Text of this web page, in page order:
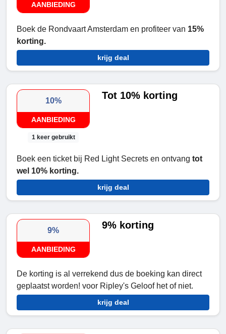
AANBIEDING
Boek de Rondvaart Amsterdam en profiteer van 15%
korting.
krijg deal
10%
AANBIEDING
1 keer gebruikt
Tot 10% korting
Boek een ticket bij Red Light Secrets en ontvang tot
wel 10% korting.
krijg deal
9%
AANBIEDING
9% korting
De korting is al verrekend dus de boeking kan direct
geplaatst worden! voor Ripley's Geloof het of niet.
krijg deal